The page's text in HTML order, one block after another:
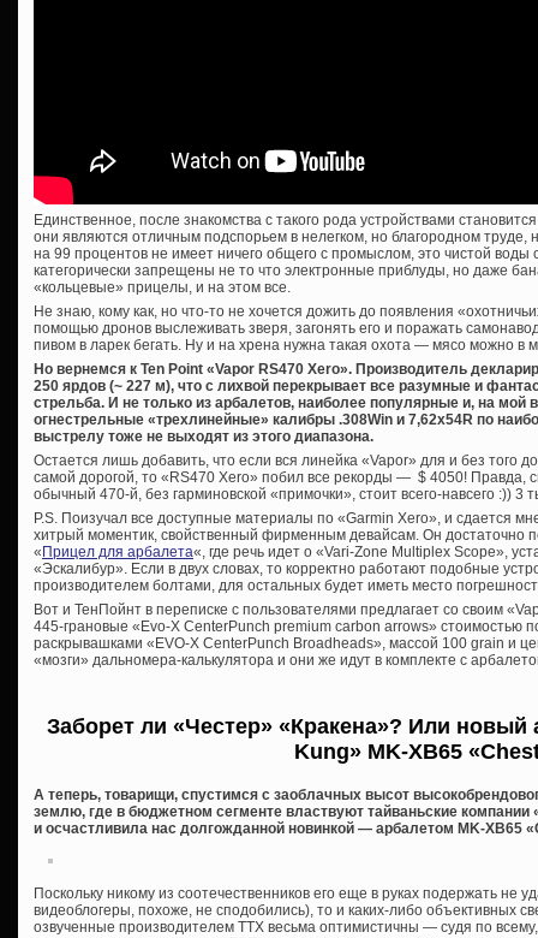
Единственное, после знакомства с такого рода устройствами
они являются отличным подспорьем в нелегком, но благородном
на 99 процентов не имеет ничего общего с промыслом, это чистой воды
категорически запрещены не то что электронные приблуды, но даже
«кольцевые» прицелы, и на этом все.
Не знаю, кому как, но что-то не хочется дожить до появления
помощью дронов выслеживать зверя, загонять его и поражать
пивом в ларек бегать. Ну и на хрена нужна такая охота — мясо можно в
Но вернемся к Ten Point «Vapor RS470 Xero». Производитель
250 ярдов (~ 227 м), что с лихвой перекрывает все разумные и
стрельба. И не только из арбалетов, наиболее популярные и, на
огнестрельные «трехлинейные» калибры .308Win и 7,62х54R по
выстрелу тоже не выходят из этого диапазона.
Остается лишь добавить, что если вся линейка «Vapor» для и без того
самой дорогой, то «RS470 Xero» побил все рекорды — $ 4050! Правда,
обычный 470-й, без гарминовской «примочки», стоит всего-навсего :)) 3
P.S. Поизучал все доступные материалы по «Garmin Xero», и сдается
хитрый моментик, свойственный фирменным девайсам. Он достаточно
«Прицел для арбалета«, где речь идет о «Vari-Zone Multiplex Scope»,
«Эскалибур». Если в двух словах, то корректно работают подобные
производителем болтами, для остальных будет иметь место
Вот и ТенПойнт в переписке с пользователями предлагает со своим
445-грановые «Evo-X CenterPunch premium carbon arrows» стоимостью
раскрывашками «EVO-X CenterPunch Broadheads», массой 100 grain и
«мозги» дальномера-калькулятора и они же идут в комплекте с
Заборет ли «Честер» «Кракена»? Или новый
Kung» MK-XB65
А теперь, товарищи, спустимся с заоблачных высот
землю, где в бюджетном сегменте властвуют тайваньские компании
и осчастливила нас долгожданной новинкой — арбалетом MK-XB65
Поскольку никому из соотечественников его еще в руках подержать не
видеоблогеры, похоже, не сподобились), то и каких-либо объективных
озвученные производителем ТТХ весьма оптимистичны — судя по